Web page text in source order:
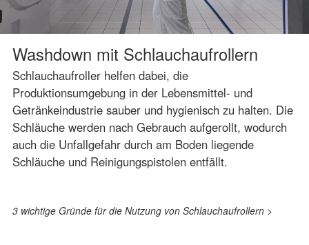
Washdown mit Schlauchaufrollern
Schlauchaufroller helfen dabei, die
Produktionsumgebung in der Lebensmittel- und
Getränkeindustrie sauber und hygienisch zu halten. Die
Schläuche werden nach Gebrauch aufgerollt, wodurch
auch die Unfallgefahr durch am Boden liegende
Schläuche und Reinigungspistolen entfällt.
3 wichtige Gründe für die Nutzung von Schlauchaufrollern >